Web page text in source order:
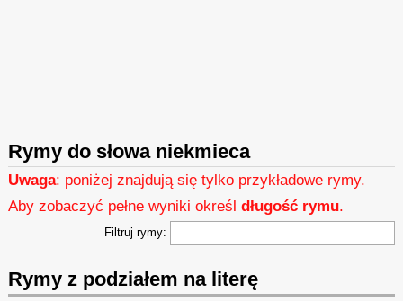
Rymy do słowa niekmieca
Uwaga: poniżej znajdują się tylko przykładowe rymy.
Aby zobaczyć pełne wyniki określdługość rymu.
Filtruj rymy:
Rymy z podziałem na literę